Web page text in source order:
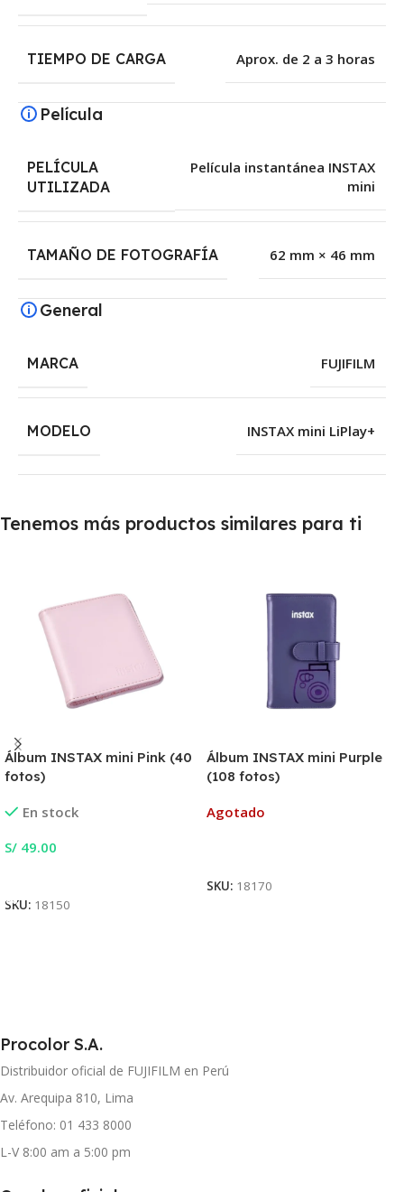
TIEMPO DE CARGA Aprox. de 2 a 3 horas
Película
PELÍCULA
UTILIZADA
Película instantánea INSTAX
mini
TAMAÑO DE FOTOGRAFÍA 62 mm × 46 mm
General
MARCA FUJIFILM
MODELO INSTAX mini LiPlay+
Tenemos más productos similares para ti
Álbum INSTAX mini Pink (40
fotos)
En stock
S/ 49.00
SKU: 18150
Álbum INSTAX mini Purple
(108 fotos)
Agotado
SKU: 18170
Procolor S.A.
Distribuidor oficial de FUJIFILM en Perú
Av. Arequipa 810, Lima
Teléfono: 01 433 8000
L-V 8:00 am a 5:00 pm